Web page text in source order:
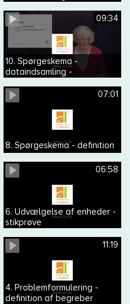
09:34
10. Spørgeskema -
dataindsamling -
telefoninterview
07:01
8. Spørgeskema - definition
06:58
6. Udvælgelse af enheder -
stikprøve
11:19
4. Problemformulering -
definition af begreber